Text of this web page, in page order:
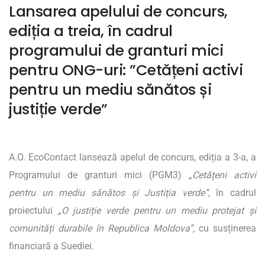
Lansarea apelului de concurs,
ediția a treia, în cadrul
programului de granturi mici
pentru ONG-uri: ”Cetățeni activi
pentru un mediu sănătos și
justiție verde”
A.O. EcoContact lansează apelul de concurs, ediția a 3-a, a
Programului de granturi mici (PGM3) „Cetățeni activi
pentru un mediu sănătos și Justiția verde”,în cadrul
proiectului „O justiție verde pentru un mediu protejat și
comunități durabile în Republica Moldova”, cu susținerea
financiară a Suediei.